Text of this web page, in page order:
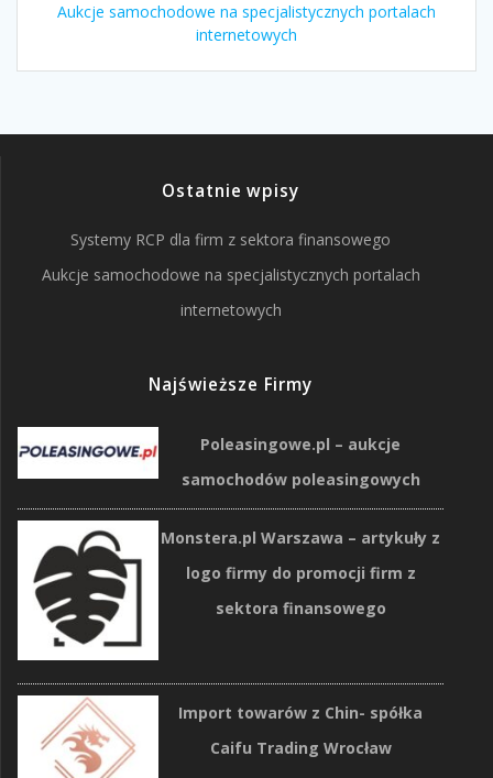
Aukcje samochodowe na specjalistycznych portalach
internetowych
Ostatnie wpisy
Systemy RCP dla firm z sektora finansowego
Aukcje samochodowe na specjalistycznych portalach
internetowych
Najświeższe Firmy
Poleasingowe.pl – aukcje
samochodów poleasingowych
Monstera.pl Warszawa – artykuły z
logo firmy do promocji firm z
sektora finansowego
Import towarów z Chin- spółka
Caifu Trading Wrocław